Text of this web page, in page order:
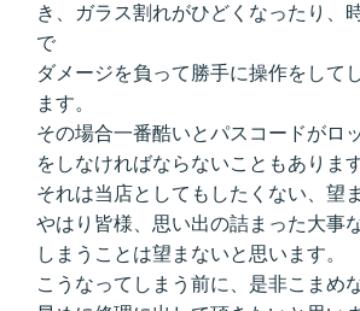
き、ガラス割れがひどくなったり、
で
ダメージを負って勝手に操作をして
ます。
その場合一番酷いとパスコードがロ
をしなければならないこともありま
それは当店としてもしたくない、望
やはり皆様、思い出の詰まった大事
しまうことは望まないと思います。
こうなってしまう前に、是非こまめ